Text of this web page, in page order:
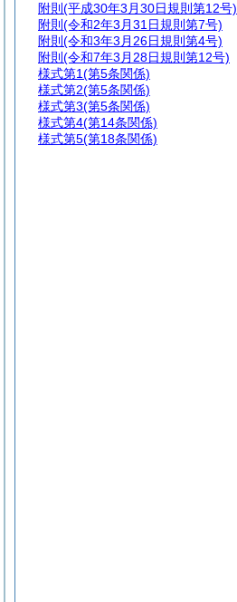
附則 (平成30年3月30日規則第12号)
附則 (令和2年3月31日規則第7号)
附則 (令和3年3月26日規則第4号)
附則 (令和7年3月28日規則第12号)
様式第1(第5条関係)
様式第2(第5条関係)
様式第3(第5条関係)
様式第4(第14条関係)
様式第5(第18条関係)